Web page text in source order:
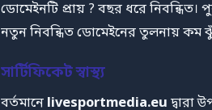
ডোমেইনটি প্রায় ? বছর ধরে
নতুন নিবন্ধিত ডোমেইনের তুলনায় কম
সার্টিফিকেট স্বাস্থ্য
বর্তমানে livesportmedia.eu দ্বারা